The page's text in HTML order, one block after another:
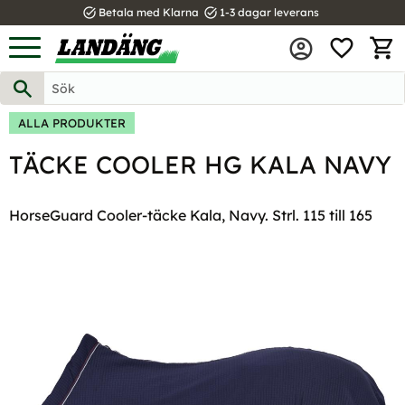
Meny
task_alt Betala med Klarna task_alt 1-3 dagar leverans
ALLA PRODUKTER
TÄCKE COOLER HG KALA NAVY
HorseGuard Cooler-täcke Kala, Navy. Strl. 115 till 165